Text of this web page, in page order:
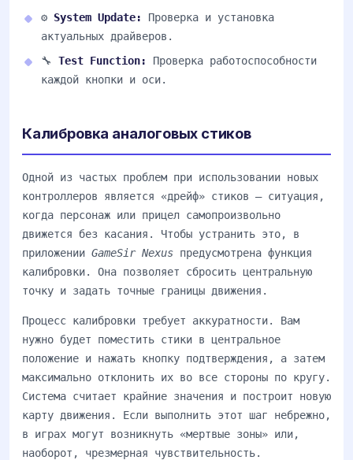
⚙️ System Update:
Проверка и установка
актуальных драйверов.
🔧 Test Function:
Проверка работоспособности
каждой кнопки и оси.
Калибровка аналоговых стиков
Одной из частых проблем при использовании новых
контроллеров является «дрейф» стиков — ситуация,
когда персонаж или прицел самопроизвольно
движется без касания. Чтобы устранить это, в
приложении GameSir Nexus предусмотрена функция
калибровки. Она позволяет сбросить центральную
точку и задать точные границы движения.
Процесс калибровки требует аккуратности. Вам
нужно будет поместить стики в центральное
положение и нажать кнопку подтверждения, а затем
максимально отклонить их во все стороны по кругу.
Система считает крайние значения и построит новую
карту движения. Если выполнить этот шаг небрежно,
в играх могут возникнуть «мертвые зоны» или,
наоборот, чрезмерная чувствительность.